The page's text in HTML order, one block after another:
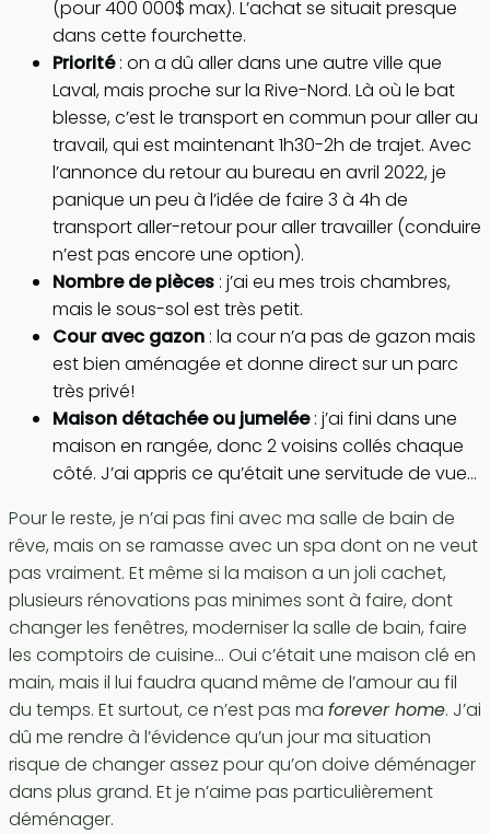
(pour 400 000$ max). L’achat se situait presque
dans cette fourchette.
Priorité: on a dû aller dans une autre ville que
Laval, mais proche sur la Rive-Nord. Là où le bat
blesse, c’est le transport en commun pour aller au
travail, qui est maintenant 1h30-2h de trajet. Avec
l’annonce du retour au bureau en avril 2022, je
panique un peu à l’idée de faire 3 à 4h de
transport aller-retour pour aller travailler (conduire
n’est pas encore une option).
Nombre de pièces : j’ai eu mes trois chambres,
mais le sous-sol est très petit.
Cour avec gazon : la cour n’a pas de gazon mais
est bien aménagée et donne direct sur un parc
très privé!
Maison détachée ou jumelée: j’ai fini dans une
maison en rangée, donc 2 voisins collés chaque
côté. J’ai appris ce qu’était une servitude de vue…
Pour le reste, je n’ai pas fini avec ma salle de bain de
rêve, mais on se ramasse avec un spa dont on ne veut
pas vraiment. Et même si la maison a un joli cachet,
plusieurs rénovations pas minimes sont à faire, dont
changer les fenêtres, moderniser la salle de bain, faire
les comptoirs de cuisine… Oui c’était une maison clé en
main, mais il lui faudra quand même de l’amour au fil
du temps. Et surtout, ce n’est pas ma forever home. J’ai
dû me rendre à l’évidence qu’un jour ma situation
risque de changer assez pour qu’on doive déménager
dans plus grand. Et je n’aime pas particulièrement
déménager.